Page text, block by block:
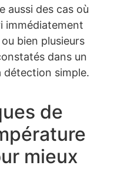
aussi des cas où
immédiatement
bien plusieurs
dans un
détection simple.
de
mieux